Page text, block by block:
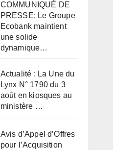
COMMUNIQUÉ DE
PRESSE: Le Groupe
Ecobank maintient
une solide
dynamique…
Actualité : La Une du
Lynx N° 1790 du 3
août en kiosques au
ministère …
Avis d’Appel d’Offres
pour l’Acquisition